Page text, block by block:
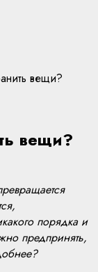
вещи?
вещи?
порядка и
предпринять,